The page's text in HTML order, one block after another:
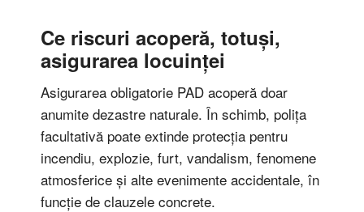
Ce riscuri acoperă, totuși,
asigurarea locuinței
Asigurarea obligatorie PAD acoperă doar
anumite dezastre naturale. În schimb, polița
facultativă poate extinde protecția pentru
incendiu, explozie, furt, vandalism, fenomene
atmosferice și alte evenimente accidentale, în
funcție de clauzele concrete.